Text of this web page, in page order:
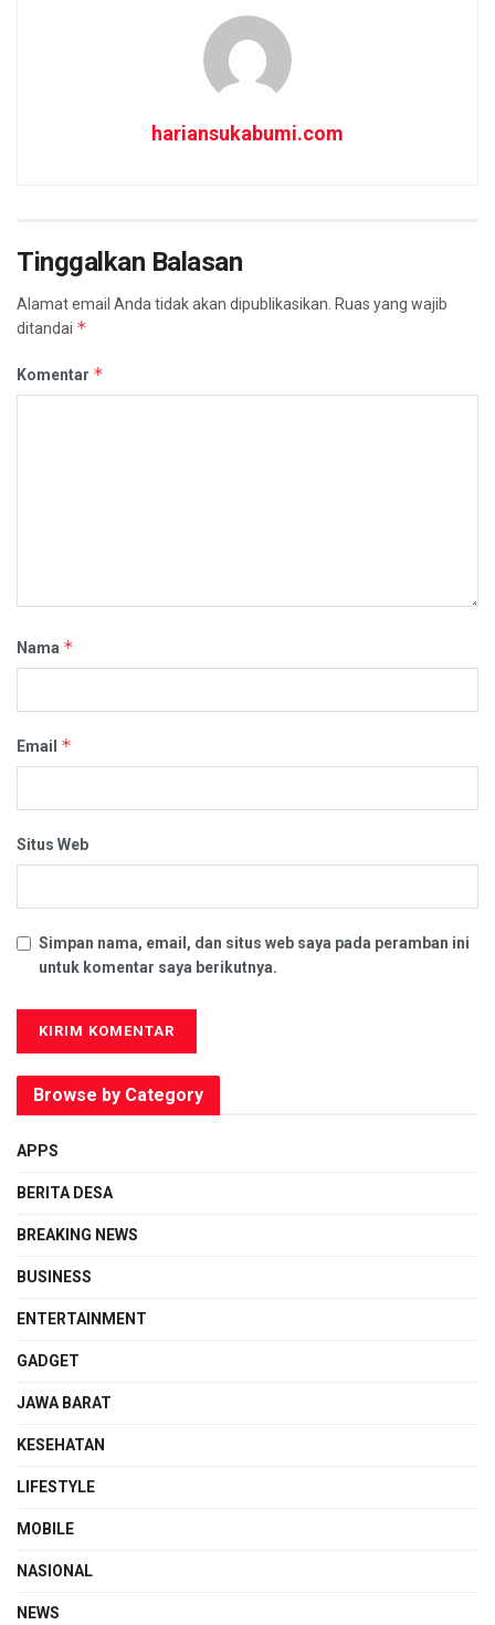
hariansukabumi.com
Tinggalkan Balasan
Alamat email Anda tidak akan dipublikasikan. Ruas yang wajib
ditandai *
Komentar *
Nama *
Email *
Situs Web
Simpan nama, email, dan situs web saya pada peramban ini
untuk komentar saya berikutnya.
Browse by Category
APPS
BERITA DESA
BREAKING NEWS
BUSINESS
ENTERTAINMENT
GADGET
JAWA BARAT
KESEHATAN
LIFESTYLE
MOBILE
NASIONAL
NEWS